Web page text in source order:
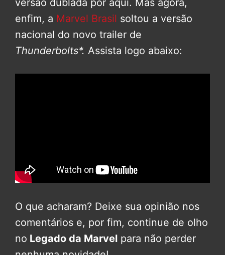
versão dublada por aqui. Mas agora,
enfim, a Marvel Brasil soltou a versão
nacional do novo trailer de
Thunderbolts*. Assista logo abaixo:
O que acharam? Deixe sua opinião nos
comentários e, por fim, continue de olho
no Legado da Marvel para não perder